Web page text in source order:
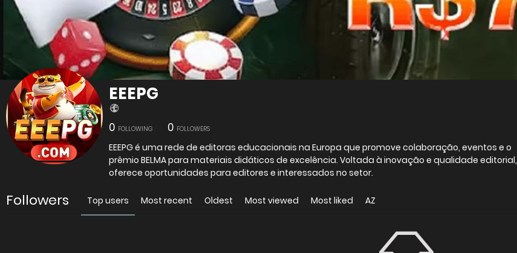
EEEPG
0 FOLLOWING 0 FOLLOWERS
EEEPG é uma rede de editoras educacionais na Europa que promove colaboração, eventos e o
prêmio BELMA para materiais didáticos de excelência. Voltada à inovação e qualidade editorial,
oferece oportunidades para editores e interessados no setor.
Followers Top users Most recent Oldest Most viewed Most liked AZ